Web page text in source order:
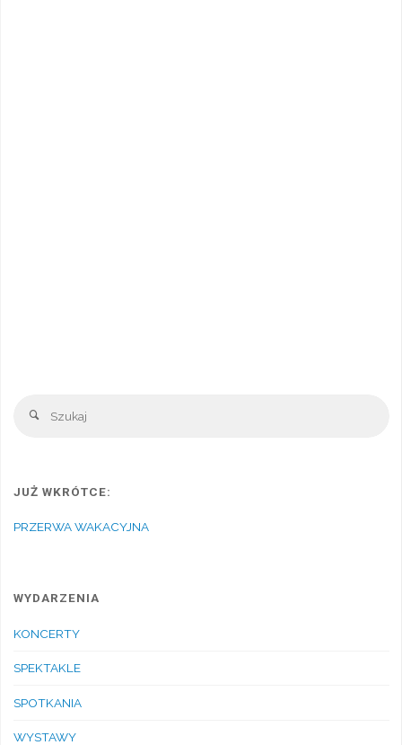
Szukaj
JUŻ WKRÓTCE:
PRZERWA WAKACYJNA
WYDARZENIA
KONCERTY
SPEKTAKLE
SPOTKANIA
WYSTAWY